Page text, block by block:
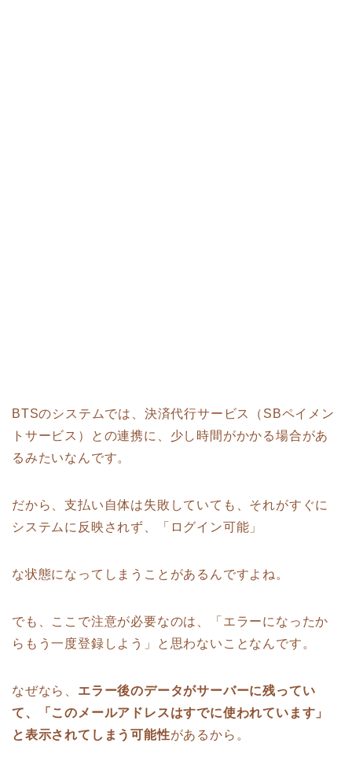
BTSのシステムでは、決済代行サービス（SBペイメン
トサービス）との連携に、少し時間がかかる場合があ
るみたいなんです。
だから、支払い自体は失敗していても、それがすぐに
システムに反映されず、「ログイン可能」
な状態になってしまうことがあるんですよね。
でも、ここで注意が必要なのは、「エラーになったか
らもう一度登録しよう」と思わないことなんです。
なぜなら、 エラー後のデータがサーバーに残ってい
て、「このメールアドレスはすでに使われています」
と表示されてしまう可能性があるから。